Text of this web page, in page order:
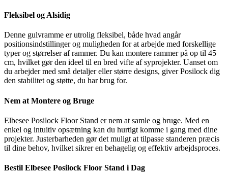
Fleksibel og Alsidig
Denne gulvramme er utrolig fleksibel, både hvad angår
positionsindstillinger og muligheden for at arbejde med forskellige
typer og størrelser af rammer. Du kan montere rammer på op til 45
cm, hvilket gør den ideel til en bred vifte af syprojekter. Uanset om
du arbejder med små detaljer eller større designs, giver Posilock dig
den stabilitet og støtte, du har brug for.
Nem at Montere og Bruge
Elbesee Posilock Floor Stand er nem at samle og bruge. Med en
enkel og intuitiv opsætning kan du hurtigt komme i gang med dine
projekter. Justerbarheden gør det muligt at tilpasse standeren præcis
til dine behov, hvilket sikrer en behagelig og effektiv arbejdsproces.
Bestil Elbesee Posilock Floor Stand i Dag